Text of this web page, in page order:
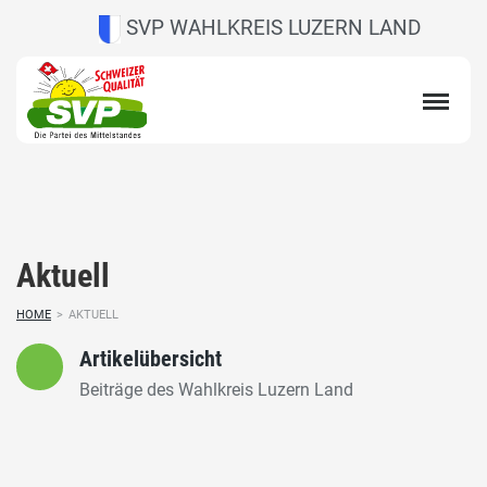
SVP WAHLKREIS LUZERN LAND
Aktuell
HOME > AKTUELL
Artikelübersicht
Beiträge des Wahlkreis Luzern Land